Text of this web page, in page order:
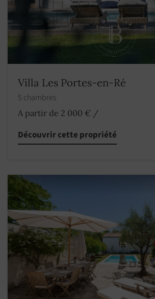
Villa Les Portes-en-Ré
5 chambres
A partir de 2 000 € /
Découvrir cette propriété